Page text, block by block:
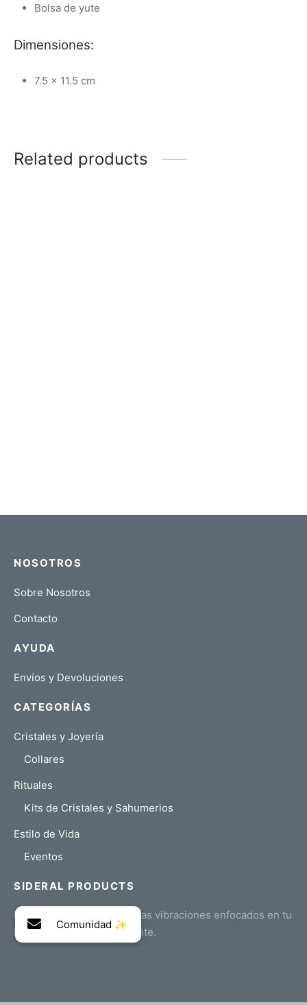
Bolsa de yute
Dimensiones:
7.5 x 11.5 cm
Related products
SIDERAL PRODUCTS
Productos naturales de altas vibraciones enfocados en tu
bienestar de cuerpo y mente.
AYUDA
Envíos y Devoluciones
CATEGORÍAS
Cristales y Joyería
Collares
Rituales
Kits de Cristales y Sahumerios
Estilo de Vida
Eventos
NOSOTROS
Sobre Nosotros
Contacto